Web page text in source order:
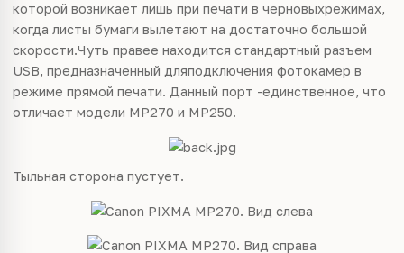
которой возникает лишь при печати в черновыхрежимах,
когда листы бумаги вылетают на достаточно большой
скорости.Чуть правее находится стандартный разъем
USB, предназначенный дляподключения фотокамер в
режиме прямой печати. Данный порт -единственное, что
отличает модели MP270 и MP250.
Тыльная сторона пустует.